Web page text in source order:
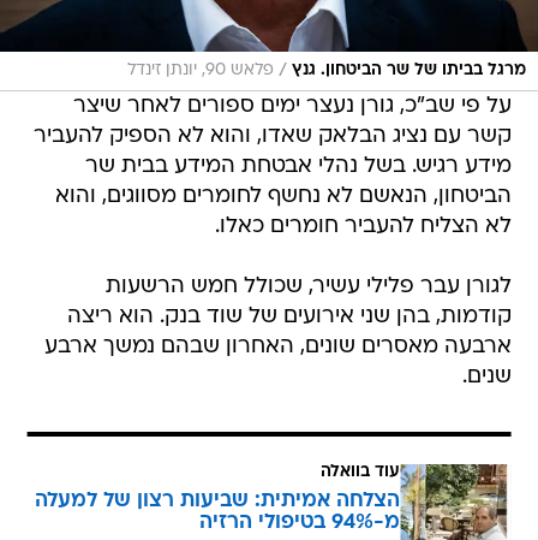
מרגל בביתו של שר הביטחון. גנץ / פלאש 90, יונתן זינדל
על פי שב"כ, גורן נעצר ימים ספורים לאחר שיצר
קשר עם נציג הבלאק שאדו, והוא לא הספיק להעביר
מידע רגיש. בשל נהלי אבטחת המידע בבית שר
הביטחון, הנאשם לא נחשף לחומרים מסווגים, והוא
לא הצליח להעביר חומרים כאלו.
לגורן עבר פלילי עשיר, שכולל חמש הרשעות
קודמות, בהן שני אירועים של שוד בנק. הוא ריצה
ארבעה מאסרים שונים, האחרון שבהם נמשך ארבע
שנים.
עוד בוואלה
הצלחה אמיתית: שביעות רצון של למעלה
מ-94% בטיפולי הרזיה